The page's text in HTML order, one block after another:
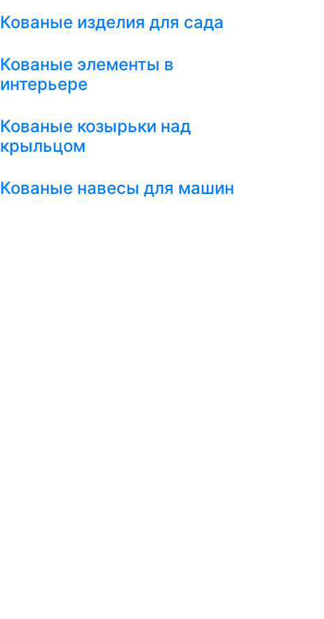
Кованые изделия для сада
Кованые элементы в
интерьере
Кованые козырьки над
крыльцом
Кованые навесы для машин